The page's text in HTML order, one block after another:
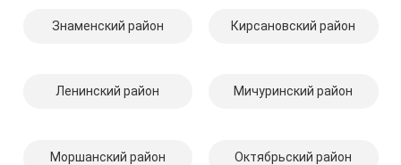
Знаменский район Кирсановский район
Ленинский район Мичуринский район
Моршанский район Октябрьский район